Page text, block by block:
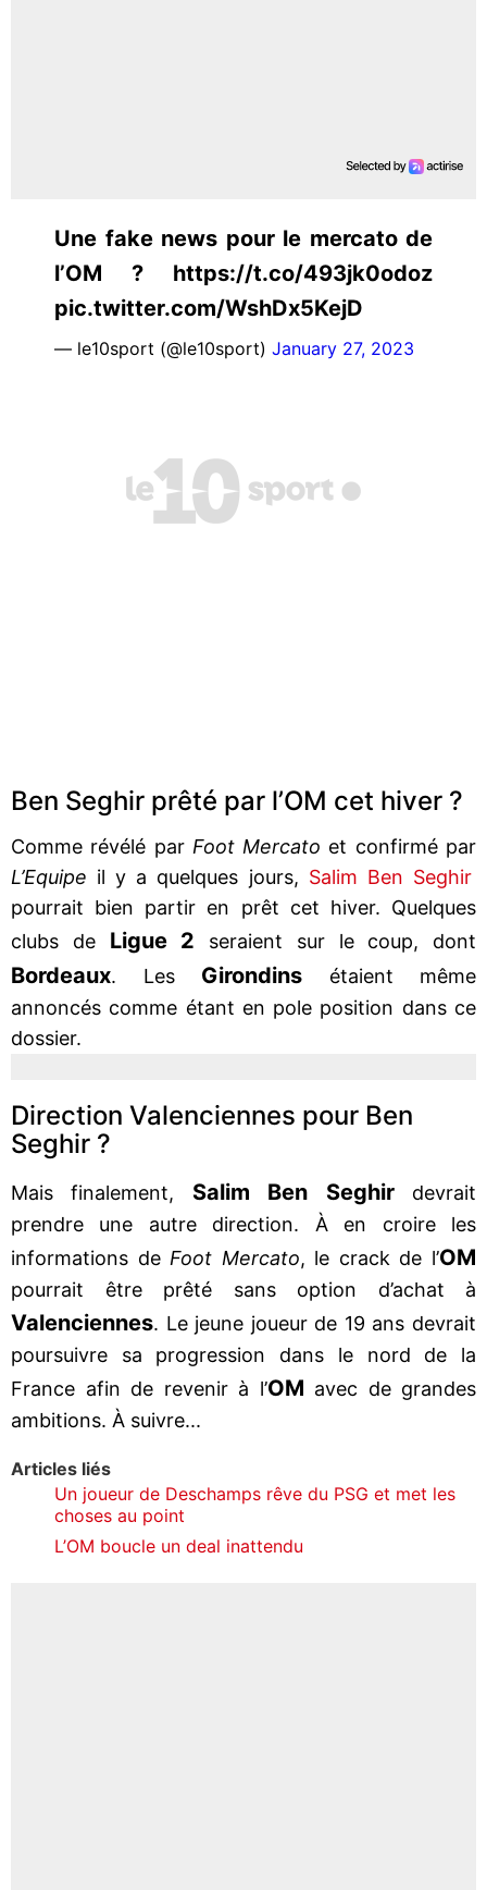
Une fake news pour le mercato de
l’OM ? https://t.co/493jk0odoz
pic.twitter.com/WshDx5KejD
— le10sport (@le10sport) January 27, 2023
Ben Seghir prêté par l’OM cet hiver ?
Comme révélé par Foot Mercato et confirmé par
L’Equipe il y a quelques jours, Salim Ben Seghir
pourrait bien partir en prêt cet hiver. Quelques
clubs de Ligue 2 seraient sur le coup, dont
Bordeaux. Les Girondins étaient même
annoncés comme étant en pole position dans ce
dossier.
Direction Valenciennes pour Ben
Seghir ?
Mais finalement, Salim Ben Seghirdevrait
prendre une autre direction. À en croire les
informations de Foot Mercato, le crack de l’OM
pourrait être prêté sans option d’achat à
Valenciennes. Le jeune joueur de 19 ans devrait
poursuivre sa progression dans le nord de la
France afin de revenir à l’OM avec de grandes
ambitions. À suivre...
Articles liés
Un joueur de Deschamps rêve du PSG et met les
choses au point
L’OM boucle un deal inattendu